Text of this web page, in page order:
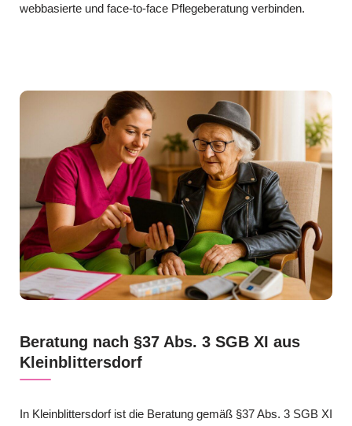
webbasierte und face-to-face Pflegeberatung verbinden.
Beratung nach §37 Abs. 3 SGB XI aus
Kleinblittersdorf
In Kleinblittersdorf ist die Beratung gemäß §37 Abs. 3 SGB XI